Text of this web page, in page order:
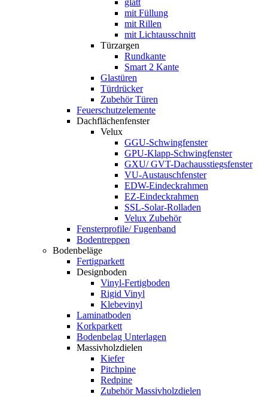
mit Füllung
mit Rillen
mit Lichtausschnitt
Türzargen
Rundkante
Smart 2 Kante
Glastüren
Türdrücker
Zubehör Türen
Feuerschutzelemente
Dachflächenfenster
Velux
GGU-Schwingfenster
GPU-Klapp-Schwingfenster
GXU/ GVT-Dachausstiegsfenster
VU-Austauschfenster
EDW-Eindeckrahmen
EZ-Eindeckrahmen
SSL-Solar-Rolladen
Velux Zubehör
Fensterprofile/ Fugenband
Bodentreppen
Bodenbeläge
Fertigparkett
Designboden
Vinyl-Fertigboden
Rigid Vinyl
Klebevinyl
Laminatboden
Korkparkett
Bodenbelag Unterlagen
Massivholzdielen
Kiefer
Pitchpine
Redpine
Zubehör Massivholzdielen